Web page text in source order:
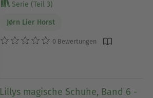
Serie (Teil 3)
Jørn Lier Horst
0 Bewertungen
Lillys magische Schuhe, Band 6 -